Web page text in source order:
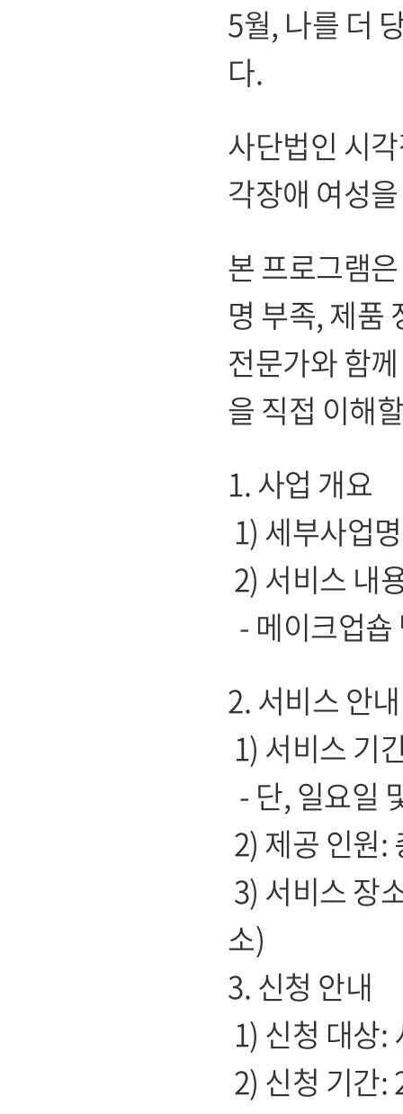
5월, 나를 더
다.
사단법인 시
각장애 여성
본 프로그램
명 부족, 제품
전문가와 함
을 직접 이해
1. 사업 개요
1) 세부사업
2) 서비스 내
- 메이크업숍
2. 서비스 안내
1) 서비스 기
- 단, 일요일
2) 제공 인원:
3) 서비스 장
소)
3. 신청 안내
1) 신청 대상:
2) 신청 기간: